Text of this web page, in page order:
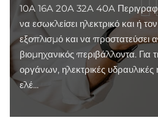
10A 16A 20A 32A 40A
να εσωκλείσει ηλεκτρικό και ή
εξοπλισμό και να προστατεύσει
βιομηχανικός περιβάλλοντα.
οργάνων, ηλεκτρικές υδραυλικές
ελέ...